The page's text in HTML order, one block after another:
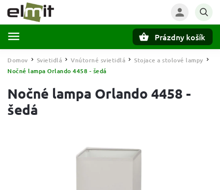
Prázdny košík
Domov / Svietidlá / Vnútorné svietidlá / Stojace a stolové lampy /
Nočné lampa Orlando 4458 - šedá
Nočné lampa Orlando 4458 -
šedá